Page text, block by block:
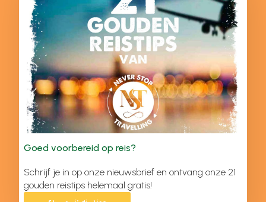
Goed voorbereid op reis?
Schrijf je in op onze nieuwsbrief en ontvang onze 21
gouden reistips helemaal gratis!